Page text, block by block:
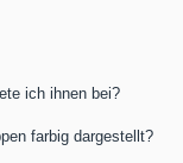
ich ihnen bei?
farbig dargestellt?